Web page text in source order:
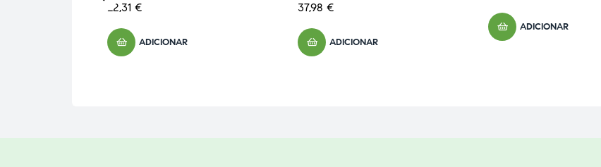
22,31 €
ADICIONAR
37,98 €
ADICIONAR
ADICIONAR